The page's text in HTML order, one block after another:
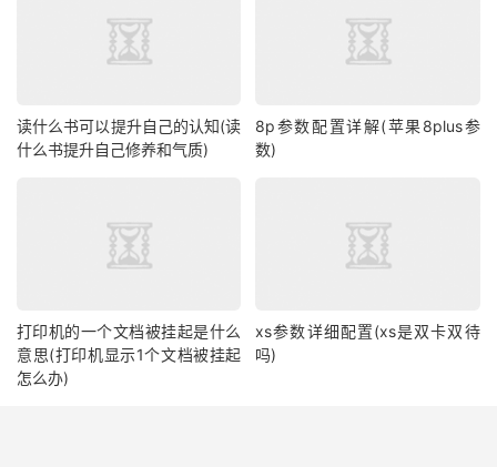
读什么书可以提升自己的认知(读
什么书提升自己修养和气质)
8p参数配置详解(苹果8plus参
数)
打印机的一个文档被挂起是什么
意思(打印机显示1个文档被挂起
怎么办)
xs参数详细配置(xs是双卡双待
吗)